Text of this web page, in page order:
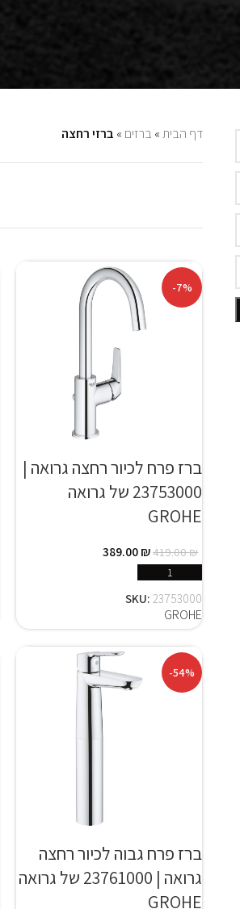
דף הבית» ברזים » ברזי רחצה
-7%
ברז פרח לכיור רחצה גרואה |
23753000 של גרואה
GROHE
GROHE
419.00₪
389.00₪
SKU:23753000
-54%
ברז פרח גבוה לכיור רחצה
גרואה | 23761000 של גרואה
GROHE